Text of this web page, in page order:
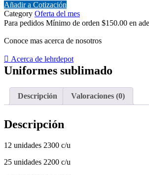
Añadir a Cotización
Category Oferta del mes
Para pedidos Mínimo de orden $150.00 en
Conoce mas acerca de nosotros
Acerca de lehrdepot
Uniformes sublimado
Descripción Valoraciones (0)
Descripción
12 unidades 2300 c/u
25 unidades 2200 c/u